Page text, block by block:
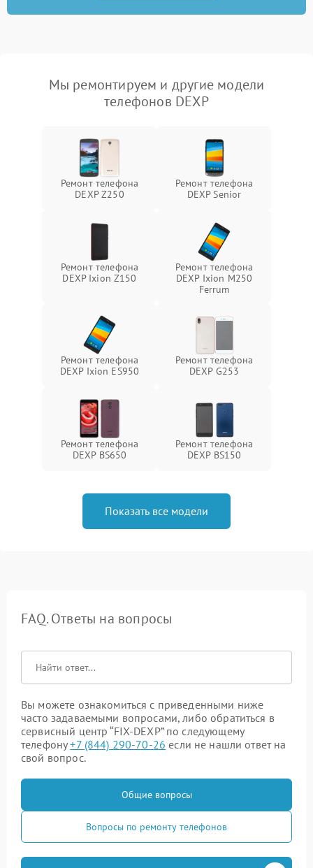
Мы ремонтируем и другие модели
телефонов DEXP
Ремонт телефона
DEXP Z250
Ремонт телефона
DEXP Senior
Ремонт телефона
DEXP Ixion Z150
Ремонт телефона
DEXP Ixion M250
Ferrum
Ремонт телефона
DEXP Ixion ES950
Ремонт телефона
DEXP G253
Ремонт телефона
DEXP BS650
Ремонт телефона
DEXP BS150
Показать все модели
FAQ. Ответы на вопросы
Вы можете ознакомиться с приведенными ниже
часто задаваемыми вопросами, либо обратиться в
сервисный центр “FIX-DEXP” по следующему
телефону+7 (844) 290-70-26 если не нашли ответ на
свой вопрос.
Общие вопросы
Вопросы по ремонту телефонов